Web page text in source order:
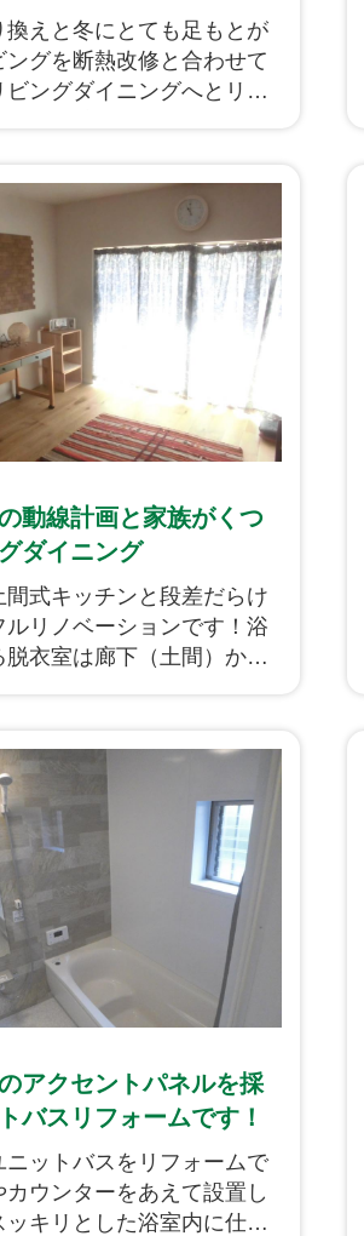
換えと冬にとても足もとが
グを断熱改修と合わせて
ビングダイニングへとリフ
の解放感を演出するため壁
レースで補強を行いまし
動線計画と家族がくつ
ダイニング
間式キッチンと段差だらけ
ルリノベーションです！浴
衣室は廊下（土間）から
も寒かったタイル造りの浴
し、新たにユニットバス
共に設置いたしました！
りと団らんのできるリビン
と家事楽動線を実現した古
リノベのご紹介です！
アクセントパネルを採
バスリフォームです！
ニットバスをリフォームで
ウンターをあえて設置し
ッキリとした浴室内に仕上